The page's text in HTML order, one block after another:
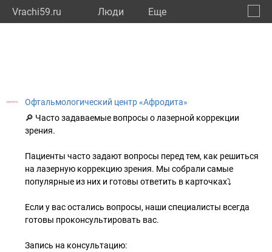
Vrachi59.ru Люди Eще
Офтальмологический центр «Афродита»
🔎 Часто задаваемые вопросы о лазерной коррекции
зрения.
Пациенты часто задают вопросы перед тем, как решиться
на лазерную коррекцию зрения. Мы собрали самые
популярные из них и готовы ответить в карточках⤵️
Если у вас остались вопросы, наши специалисты всегда
готовы проконсультировать вас.
Запись на консультацию: